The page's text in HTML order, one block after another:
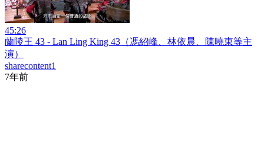
45:26
蘭陵王 43 - Lan Ling King 43（馮紹峰、林依晨、陳曉東等主
演）
sharecontent1
7年前